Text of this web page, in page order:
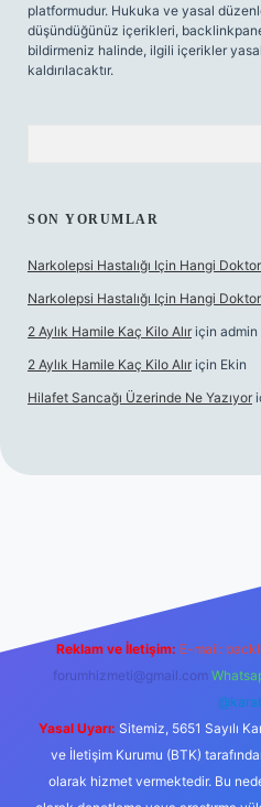
platformudur. Hukuka ve yasal
düşündüğünüz içerikleri,
bildirmeniz halinde, ilgili içerikler
kaldırılacaktır.
SON YORUMLAR
Narkolepsi Hastalığı Için Hangi
Narkolepsi Hastalığı Için Hangi
2 Aylık Hamile Kaç Kilo Alır için admin
2 Aylık Hamile Kaç Kilo Alır için Ekin
Hilafet Sancağı Üzerinde Ne Yazıyor
Reklam ve İletişim: E-mail:
forumhizmeti@gmail.com
Yasal Uyarı: Sitemiz, 5651 Sayılı
ve İletişim Kurumu (BTK)
olarak hizmet vermektedir. Bu